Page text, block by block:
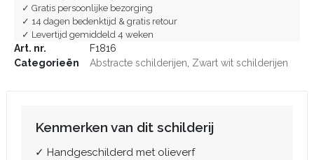
✓ Gratis persoonlijke bezorging
✓ 14 dagen bedenktijd & gratis retour
✓ Levertijd gemiddeld 4 weken
Art. nr.
F1816
Categorieën
Abstracte schilderijen, Zwart wit schilderijen
Kenmerken van dit schilderij
✓ Handgeschilderd met olieverf